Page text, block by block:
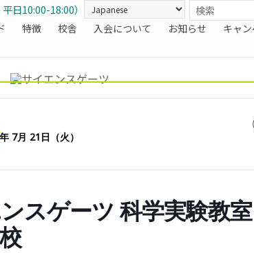
特徴 校舎 入会について お知らせ キャ
日10:00-18:00）
7月 21日（火）
スゲーツ 科学実験教